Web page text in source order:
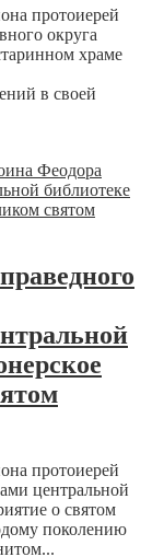
протоиерей
округа
храме
в своей
протоиерей
центральной
о святом
поколению